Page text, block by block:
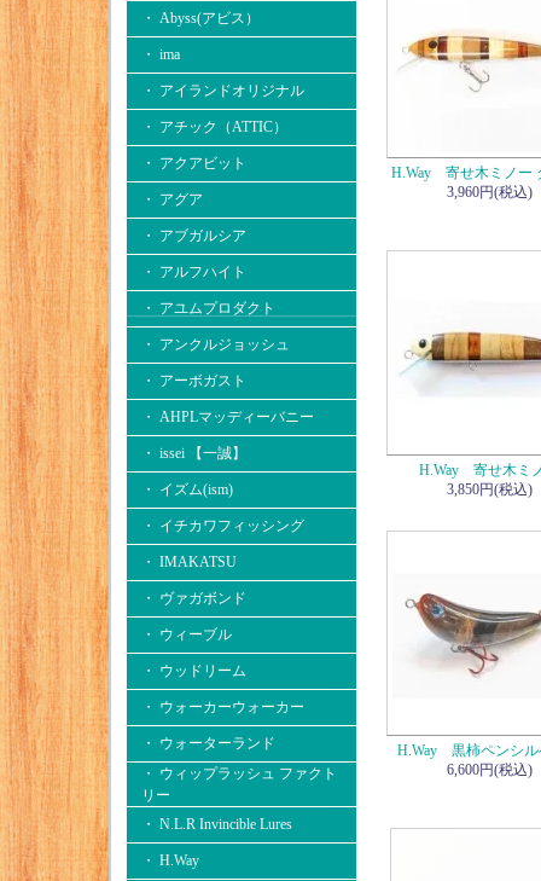
・ Abyss(アビス）
・ ima
・ アイランドオリジナル
・ アチック（ATTIC）
・ アクアビット
・ アグア
・ アブガルシア
・ アルフハイト
・ アユムプロダクト
・ アンクルジョッシュ
・ アーボガスト
・ AHPLマッディーバニー
・ issei 【一誠】
・ イズム(ism)
・ イチカワフィッシング
・ IMAKATSU
・ ヴァガボンド
・ ウィーブル
・ ウッドリーム
・ ウォーカーウォーカー
・ ウォーターランド
・ ウィップラッシュ ファクト
リー
・ N.L.R Invincible Lures
・ H.Way
H.Way 寄せ木ミノー
3,960円(税込)
H.Way 寄せ木ミ
3,850円(税込)
H.Way 黒柿ペンシル
6,600円(税込)